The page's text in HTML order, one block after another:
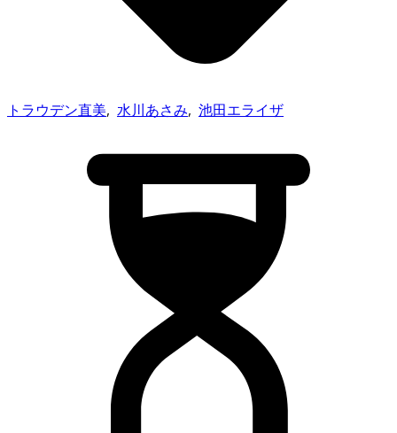
トラウデン直美, 水川あさみ, 池田エライザ